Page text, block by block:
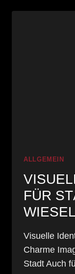
ALLGEMEIN
FÜR
Visuelle
Charme
Stadt Auch